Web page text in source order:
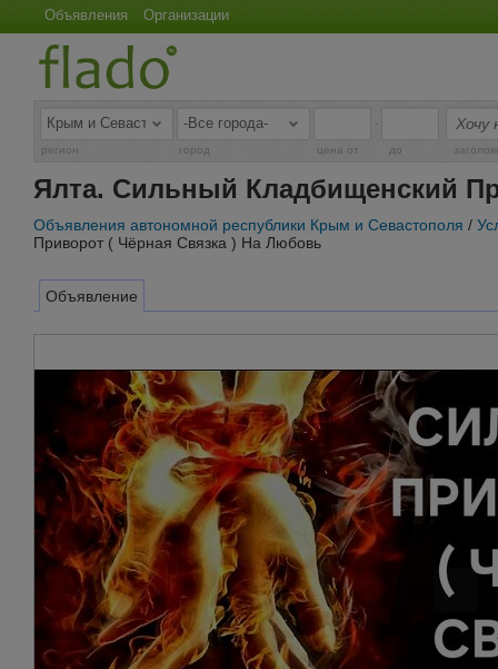
Объявления Организации
-
регион город цена от до
Ялта. Сильный Кладбищенский
Объявления автономной республики Крым и Севастополя /
Приворот ( Чёрная Связка ) На Любовь
Объявление